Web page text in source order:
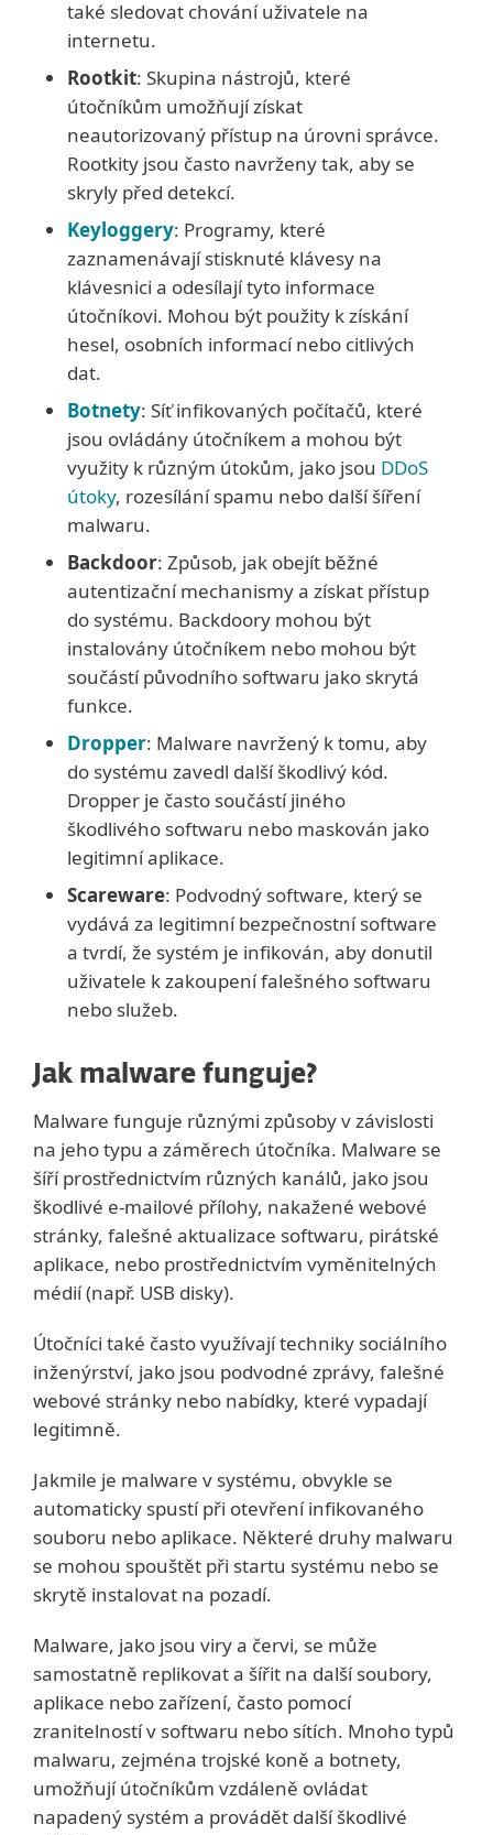
také sledovat chování uživatele na
internetu.
Rootkit: Skupina nástrojů, které
útočníkům umožňují získat
neautorizovaný přístup na úrovni správce.
Rootkity jsou často navrženy tak, aby se
skryly před detekcí.
Keyloggery: Programy, které
zaznamenávají stisknuté klávesy na
klávesnici a odesílají tyto informace
útočníkovi. Mohou být použity k získání
hesel, osobních informací nebo citlivých
dat.
Botnety: Síť infikovaných počítačů, které
jsou ovládány útočníkem a mohou být
využity k různým útokům, jako jsou DDoS
útoky, rozesílání spamu nebo další šíření
malwaru.
Backdoor: Způsob, jak obejít běžné
autentizační mechanismy a získat přístup
do systému. Backdoory mohou být
instalovány útočníkem nebo mohou být
součástí původního softwaru jako skrytá
funkce.
Dropper: Malware navržený k tomu, aby
do systému zavedl další škodlivý kód.
Dropper je často součástí jiného
škodlivého softwaru nebo maskován jako
legitimní aplikace.
Scareware: Podvodný software, který se
vydává za legitimní bezpečnostní software
a tvrdí, že systém je infikován, aby donutil
uživatele k zakoupení falešného softwaru
nebo služeb.
Jak malware funguje?
Malware funguje různými způsoby v závislosti
na jeho typu a záměrech útočníka. Malware se
šíří prostřednictvím různých kanálů, jako jsou
škodlivé e-mailové přílohy, nakažené webové
stránky, falešné aktualizace softwaru, pirátské
aplikace, nebo prostřednictvím vyměnitelných
médií (např. USB disky).
Útočníci také často využívají techniky sociálního
inženýrství, jako jsou podvodné zprávy, falešné
webové stránky nebo nabídky, které vypadají
legitimně.
Jakmile je malware v systému, obvykle se
automaticky spustí při otevření infikovaného
souboru nebo aplikace. Některé druhy malwaru
se mohou spouštět při startu systému nebo se
skrytě instalovat na pozadí.
Malware, jako jsou viry a červi, se může
samostatně replikovat a šířit na další soubory,
aplikace nebo zařízení, často pomocí
zranitelností v softwaru nebo sítích. Mnoho typů
malwaru, zejména trojské koně a botnety,
umožňují útočníkům vzdáleně ovládat
napadený systém a provádět další škodlivé